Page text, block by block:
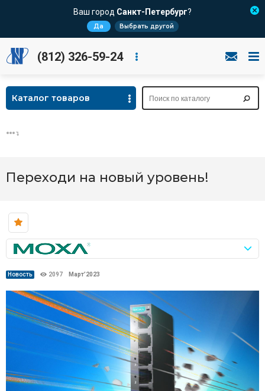
Ваш город Санкт-Петербург?
Да Выбрать другой
(812) 326-59-24
Каталог товаров
Переходи на новый уровень!
Новость 2097 Март’2023